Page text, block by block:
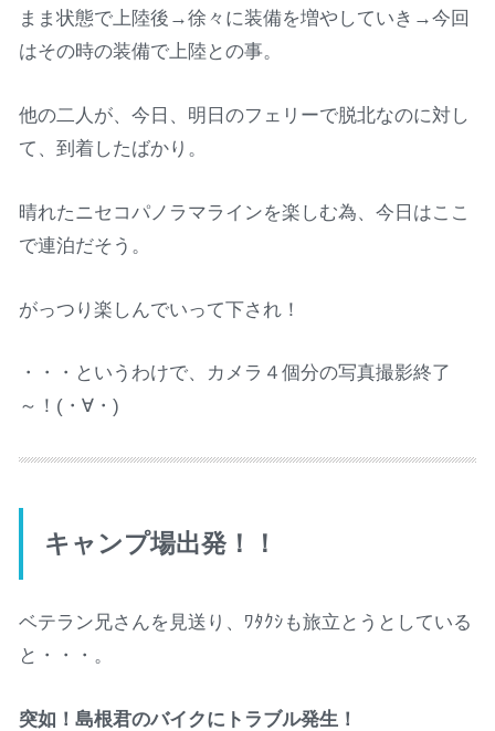
まま状態で上陸後→徐々に装備を増やしていき→今回
はその時の装備で上陸との事。
他の二人が、今日、明日のフェリーで脱北なのに対し
て、到着したばかり。
晴れたニセコパノラマラインを楽しむ為、今日はここ
で連泊だそう。
がっつり楽しんでいって下され！
・・・というわけで、カメラ４個分の写真撮影終了
～！(・∀・)
キャンプ場出発！！
ベテラン兄さんを見送り、ﾜﾀｸｼも旅立とうとしている
と・・・。
突如！島根君のバイクにトラブル発生！